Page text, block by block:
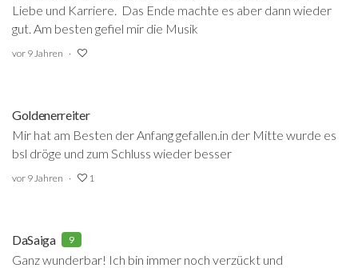
Liebe und Karriere. Das Ende machte es aber dann wieder
gut. Am besten gefiel mir die Musik
vor 9 Jahren
Goldenerreiter
Mir hat am Besten der Anfang gefallen.in der Mitte wurde es
bsl dröge und zum Schluss wieder besser
vor 9 Jahren 1
DaSaiga 9
Ganz wunderbar! Ich bin immer noch verzückt und